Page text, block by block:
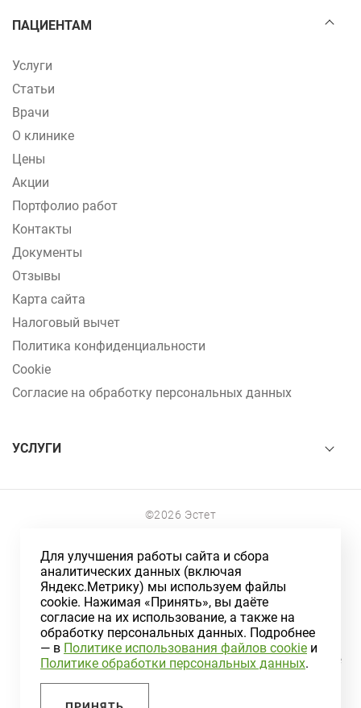
ПАЦИЕНТАМ
Услуги
Статьи
Врачи
О клинике
Цены
Акции
Портфолио работ
Контакты
Документы
Отзывы
Карта сайта
Налоговый вычет
Политика конфиденциальности
Cookie
Согласие на обработку персональных данных
УСЛУГИ
©2026 Эстет
г.Северск, ул.Ленина, 122
+7 (3823) 78-55-55
г.Томск, ул.Алтайская,159
+7 (3822) 99-55-02
Информация на сайте носит ознакомительный характер и не
Для улучшения работы сайта и сбора
аналитических данных (включая
Яндекс.Метрику) мы используем файлы
cookie. Нажимая «Принять», вы даёте
согласие на их использование, а также на
обработку персональных данных. Подробнее
— в Политике использования файлов cookie и
Политике обработки персональных данных.